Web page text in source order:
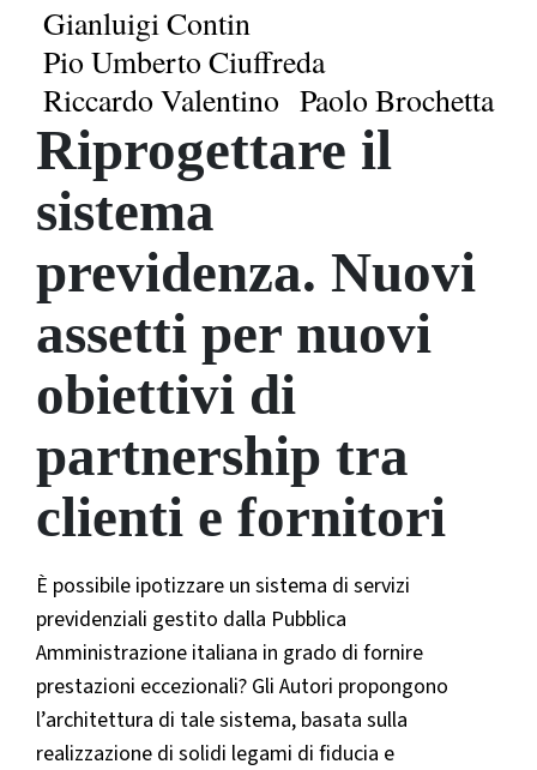
Gianluigi Contin
Pio Umberto Ciuffreda
Riccardo Valentino Paolo Brochetta
Riprogettare il
sistema
previdenza. Nuovi
assetti per nuovi
obiettivi di
partnership tra
clienti e fornitori
È possibile ipotizzare un sistema di servizi
previdenziali gestito dalla Pubblica
Amministrazione italiana in grado di fornire
prestazioni eccezionali? Gli Autori propongono
l’architettura di tale sistema, basata sulla
realizzazione di solidi legami di fiducia e